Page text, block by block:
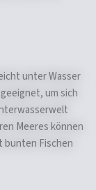
unter Wasser
um sich
Meeres können
bunten Fischen